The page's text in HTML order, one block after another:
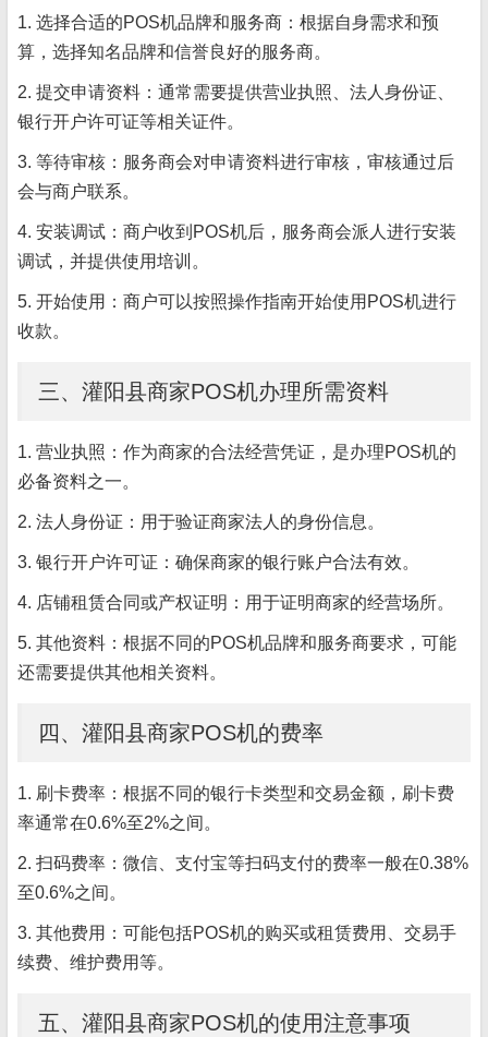
1. 选择合适的POS机品牌和服务商：根据自身需求和预
算，选择知名品牌和信誉良好的服务商。
2. 提交申请资料：通常需要提供营业执照、法人身份证、
银行开户许可证等相关证件。
3. 等待审核：服务商会对申请资料进行审核，审核通过后
会与商户联系。
4. 安装调试：商户收到POS机后，服务商会派人进行安装
调试，并提供使用培训。
5. 开始使用：商户可以按照操作指南开始使用POS机进行
收款。
三、灌阳县商家POS机办理所需资料
1. 营业执照：作为商家的合法经营凭证，是办理POS机的
必备资料之一。
2. 法人身份证：用于验证商家法人的身份信息。
3. 银行开户许可证：确保商家的银行账户合法有效。
4. 店铺租赁合同或产权证明：用于证明商家的经营场所。
5. 其他资料：根据不同的POS机品牌和服务商要求，可能
还需要提供其他相关资料。
四、灌阳县商家POS机的费率
1. 刷卡费率：根据不同的银行卡类型和交易金额，刷卡费
率通常在0.6%至2%之间。
2. 扫码费率：微信、支付宝等扫码支付的费率一般在0.38%
至0.6%之间。
3. 其他费用：可能包括POS机的购买或租赁费用、交易手
续费、维护费用等。
五、灌阳县商家POS机的使用注意事项